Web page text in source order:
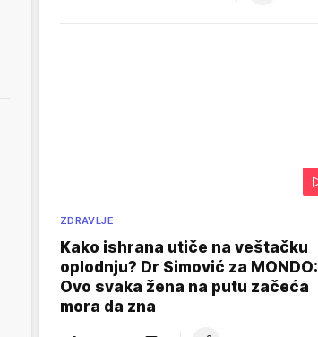
ZDRAVLJE
Kako ishrana utiče na veštačku
oplodnju? Dr Simović za MONDO:
Ovo svaka žena na putu začeća
mora da zna